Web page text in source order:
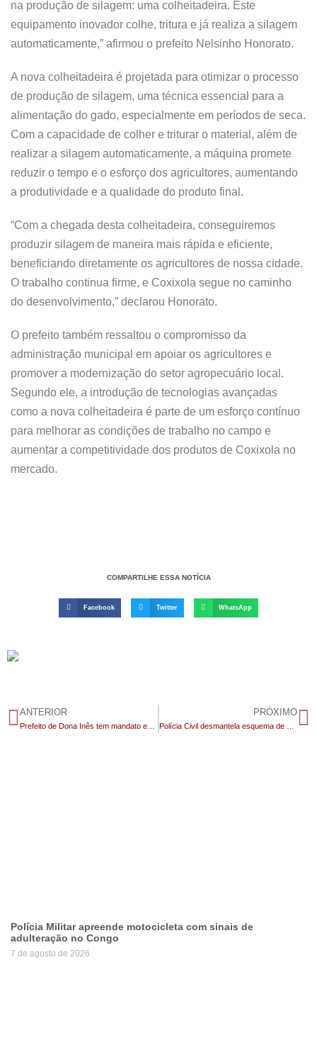
na produção de silagem: uma colheitadeira. Este
equipamento inovador colhe, tritura e já realiza a silagem
automaticamente,” afirmou o prefeito Nelsinho Honorato.
A nova colheitadeira é projetada para otimizar o processo
de produção de silagem, uma técnica essencial para a
alimentação do gado, especialmente em períodos de seca.
Com a capacidade de colher e triturar o material, além de
realizar a silagem automaticamente, a máquina promete
reduzir o tempo e o esforço dos agricultores, aumentando
a produtividade e a qualidade do produto final.
“Com a chegada desta colheitadeira, conseguiremos
produzir silagem de maneira mais rápida e eficiente,
beneficiando diretamente os agricultores de nossa cidade.
O trabalho continua firme, e Coxixola segue no caminho
do desenvolvimento,” declarou Honorato.
O prefeito também ressaltou o compromisso da
administração municipal em apoiar os agricultores e
promover a modernização do setor agropecuário local.
Segundo ele, a introdução de tecnologias avançadas
como a nova colheitadeira é parte de um esforço contínuo
para melhorar as condições de trabalho no campo e
aumentar a competitividade dos produtos de Coxixola no
mercado.
COMPARTILHE ESSA NOTÍCIA
Facebook Twitter WhatsApp
ANTERIOR PRÓXIMO
Polícia Militar apreende motocicleta com sinais de
adulteração no Congo
7 de agosto de 2026